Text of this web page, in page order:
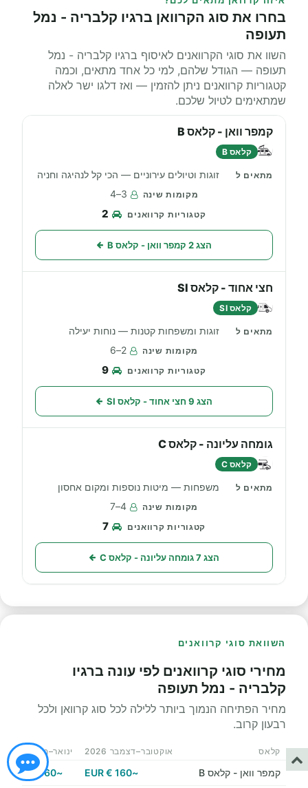
בחרו את סוג הקרוואן ברגיו קלבריה - נמל
תעופה
השוו את סוגי הקרוואנים לאיסוף ברגיו קלבריה - נמל
תעופה — הגודל שלהם, למי כל אחד מתאים, וכמה
קטגוריות קרוואנים ניתן להזמין — ואז דלגו ישר לאלה
שמתאימים לטיול שלכם.
קמפר וואן - קלאס B
קלאס B
זוגות וטיולים עירוניים — הכי קל לנהיגה וחניה
3–4
2
הצג 2 קמפר וואן - קלאס B
חצי אחוד - קלאס SI
קלאס SI
זוגות ומשפחות קטנות — נוחות יעילה
2–6
9
הצג 9 חצי אחוד - קלאס SI
גומחה עליונה - קלאס C
קלאס C
משפחות — מיטות נוספות ומקום אחסון
4–7
7
הצג 7 גומחה עליונה - קלאס C
השוואת סוגי קרוואנים
מחירי סוגי קרוואנים לפי עונה ברגיו
קלבריה - נמל תעופה
מחיר הפתיחה הנמוך ביותר ללילה לכל סוג קרוואן ולכל
רבעון קרוב.
קלאס אוקטובר–דצמבר 2026 ינואר–מרץ 2027
קמפר וואן - קלאס B ~160 € EUR
~160 € EUR